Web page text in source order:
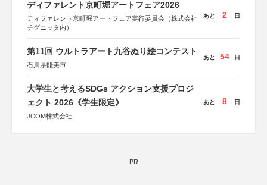
ディファレント京町堀アートフェア2026
ディファレント京町堀アートフェア実行委員会（株式会社
チグニッタ内）
あと 2 日
第11回 ウルトラアート九谷ぬり絵コンテスト
石川県能美市
あと 54 日
大学生と考えるSDGs アクション支援プロジ
ェクト 2026《学生限定》
JCOM株式会社
あと 8 日
PR